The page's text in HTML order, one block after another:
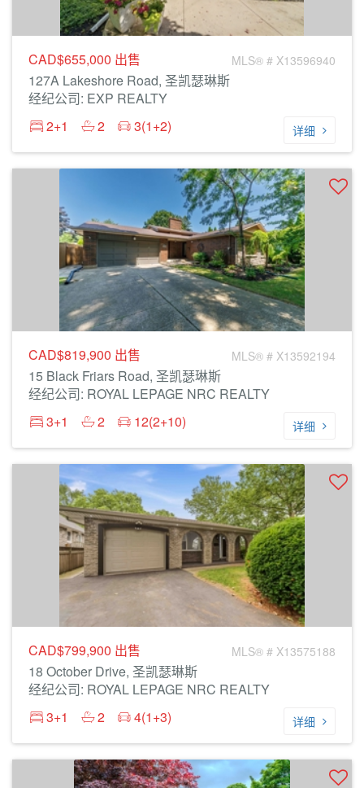
CAD$655,000 出售 MLS® # X13596940
127A Lakeshore Road, 圣凯瑟琳斯
经纪公司: EXP REALTY
2+1
2 3(1+2) 详细
CAD$819,900 出售 MLS® # X13592194
15 Black Friars Road, 圣凯瑟琳斯
经纪公司: ROYAL LEPAGE NRC REALTY
3+1
2 12(2+10) 详细
CAD$799,900 出售 MLS® # X13575188
18 October Drive, 圣凯瑟琳斯
经纪公司: ROYAL LEPAGE NRC REALTY
3+1
2 4(1+3) 详细